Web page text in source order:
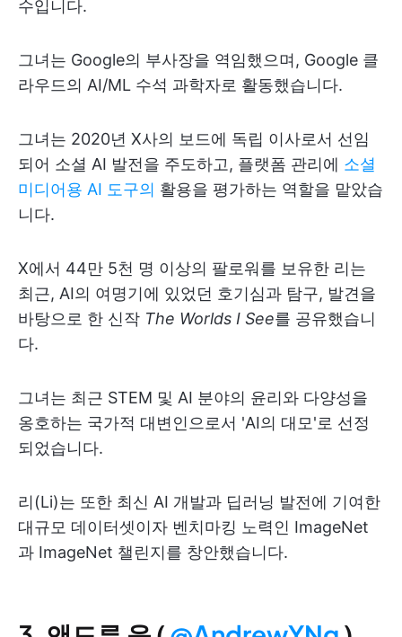
수입니다.
그녀는 Google의 부사장을 역임했으며, Google 클
라우드의 AI/ML 수석 과학자로 활동했습니다.
그녀는 2020년 X사의 보드에 독립 이사로서 선임
되어 소셜 AI 발전을 주도하고, 플랫폼 관리에 소셜
미디어용 AI 도구의 활용을 평가하는 역할을 맡았습
니다.
X에서 44만 5천 명 이상의 팔로워를 보유한 리는
최근, AI의 여명기에 있었던 호기심과 탐구, 발견을
바탕으로 한 신작 The Worlds I See를 공유했습니
다.
그녀는 최근 STEM 및 AI 분야의 윤리와 다양성을
옹호하는 국가적 대변인으로서 'AI의 대모'로 선정
되었습니다.
리(Li)는 또한 최신 AI 개발과 딥러닝 발전에 기여한
대규모 데이터셋이자 벤치마킹 노력인 ImageNet
과 ImageNet 챌린지를 창안했습니다.